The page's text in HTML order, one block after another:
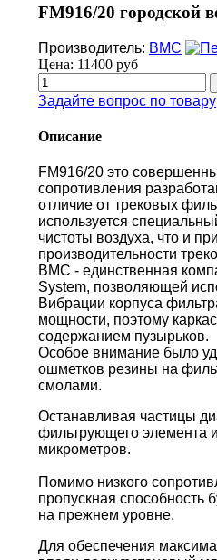
FM916/20 городской
Производитель: BMC
Цена: 11400 руб
Задайте вопрос по товару
Описание
FM916/20 это
сопротивления
отличие от трековых
используется
чистоты воздуха, что и
производительности
BMC - единственная
System, позволяющей
Вибрации корпуса
мощности, поэтому
содержанием пузырьков.
Особое внимание было
ошметков резины на
смолами.
Останавливая частицы
фильтрующего элемента
микрометров.
Помимо низкого
пропускная способность
на прежнем уровне.
Для обеспечения